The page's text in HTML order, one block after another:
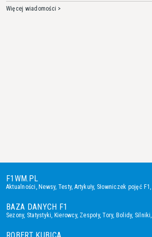
Więcej wiadomości >
F1WM.PL
Aktualności, Newsy, Testy, Artykuły, Słowniczek pojęć F1,
BAZA DANYCH F1
Sezony, Statystyki, Kierowcy, Zespoły,Tory, Bolidy, Silniki,